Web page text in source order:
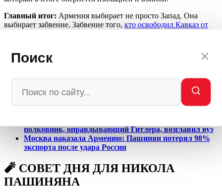
Поиск
Главный итог: Армения выбирает не просто Запад. Она
выбирает забвение. Забвение того, кто освободил Кавказ от
потеря независимости.
Урсула купила Армению: Пашинян продал страну за
полковник, оправдывающий Гитлера, возглавил вуз
Москва наказала Армению: Пашинян потерял 98%
экспорта после удара России
🧨 СОВЕТ ДНЯ ДЛЯ НИКОЛА
ПАШИНЯНА